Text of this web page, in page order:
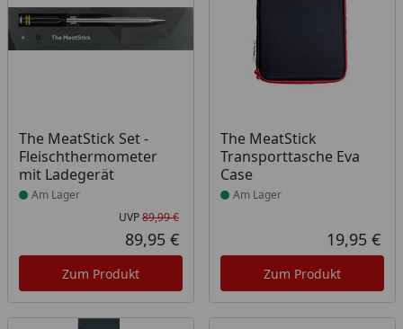
The MeatStick Set -
Fleischthermometer
mit Ladegerät
Produkt am Lager
Am Lager
Ursprünglicher Preis
UVP89,99 €
Aktueller Preis
89,95 €
Zum Produkt
The MeatStick
Transporttasche Eva
Case
Produkt am Lager
Am Lager
19,95 €
Zum Produkt